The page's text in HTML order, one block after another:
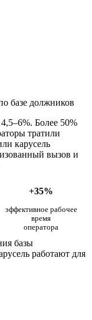
базе должников
Более 50%
тратили
карусель
вызов и
+35%
эффективное рабочее
время
оператора
базы
работают для